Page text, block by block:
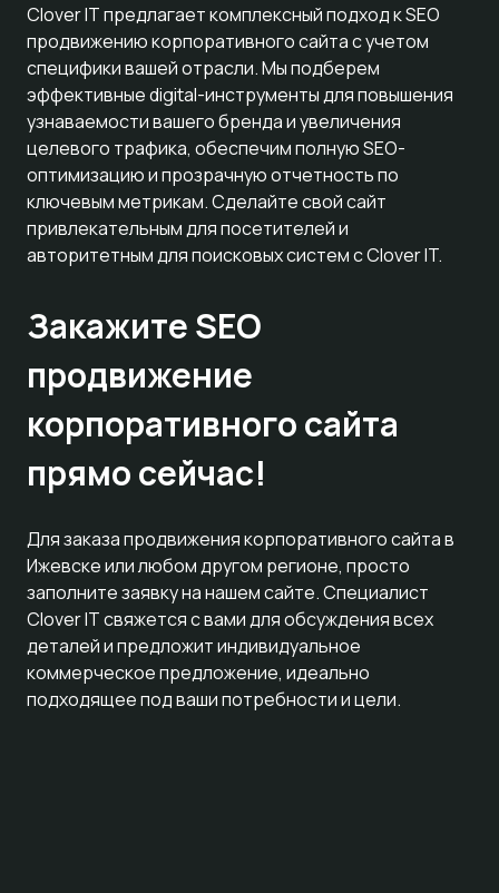
Clover IT предлагает комплексный подход к SEO
продвижению корпоративного сайта с учетом
специфики вашей отрасли. Мы подберем
эффективные digital-инструменты для повышения
узнаваемости вашего бренда и увеличения
целевого трафика, обеспечим полную SEO-
оптимизацию и прозрачную отчетность по
ключевым метрикам. Сделайте свой сайт
привлекательным для посетителей и
авторитетным для поисковых систем с Clover IT.
Закажите SEO
продвижение
корпоративного сайта
прямо сейчас!
Для заказа продвижения корпоративного сайта в
Ижевске или любом другом регионе, просто
заполните заявку на нашем сайте. Специалист
Clover IT свяжется с вами для обсуждения всех
деталей и предложит индивидуальное
коммерческое предложение, идеально
подходящее под ваши потребности и цели.